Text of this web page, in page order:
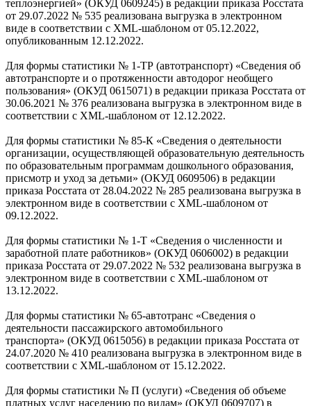
теплоэнергией» (ОКУД 0609245) в редакции приказа Росстата
от 29.07.2022 № 535 реализована выгрузка в электронном
виде в соответствии с XML-шаблоном от 05.12.2022,
опубликованным 12.12.2022.
Для формы статистики № 1-ТР (автотранспорт) «Сведения об
автотранспорте и о протяженности автодорог необщего
пользования» (ОКУД 0615071) в редакции приказа Росстата от
30.06.2021 № 376 реализована выгрузка в электронном виде в
соответствии с XML-шаблоном от 12.12.2022.
Для формы статистики № 85-К «Сведения о деятельности
организации, осуществляющей образовательную деятельность
по образовательным программам дошкольного образования,
присмотр и уход за детьми» (ОКУД 0609506) в редакции
приказа Росстата от 28.04.2022 № 285 реализована выгрузка в
электронном виде в соответствии с XML-шаблоном от
09.12.2022.
Для формы статистики № 1-Т «Сведения о численности и
заработной плате работников» (ОКУД 0606002) в редакции
приказа Росстата от 29.07.2022 № 532 реализована выгрузка в
электронном виде в соответствии с XML-шаблоном от
13.12.2022.
Для формы статистики № 65-автотранс «Сведения о
деятельности пассажирского автомобильного
транспорта» (ОКУД 0615056) в редакции приказа Росстата от
24.07.2020 № 410 реализована выгрузка в электронном виде в
соответствии с XML-шаблоном от 15.12.2022.
Для формы статистики № П (услуги) «Сведения об объеме
платных услуг населению по видам» (ОКУД 0609707) в